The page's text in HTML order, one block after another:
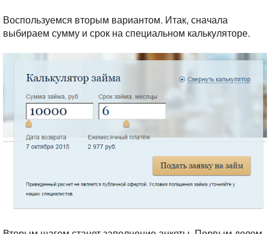
Воспользуемся вторым вариантом. Итак, сначала
выбираем сумму и срок на специальном калькуляторе.